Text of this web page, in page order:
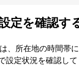
定を確認す
所在地の時間帯
定状況を確認して